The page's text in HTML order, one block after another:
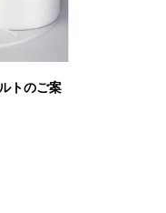
トのご案